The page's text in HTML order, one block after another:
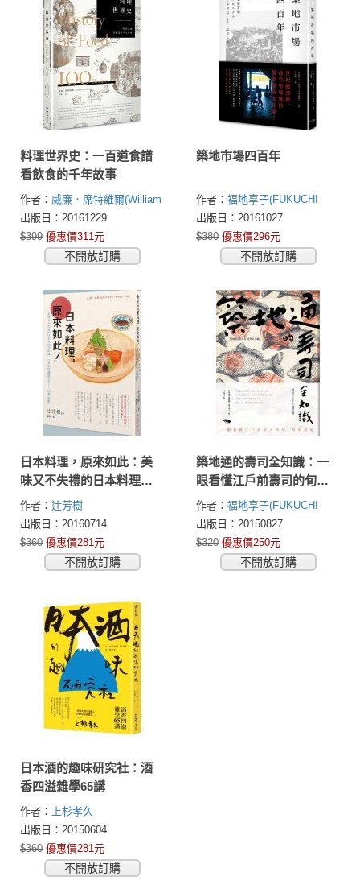
料理世界史：一百道食譜
看飲食的千年故事
作者： 威廉．席特維爾(William
Sitwell)
出版日：20161229
$399 優惠價311元
不開放訂購
築地市場四百年
作者： 福地享子(FUKUCHI
KYOKO) 築地魚市場銀鱗會
出版日：20161027
$380 優惠價296元
不開放訂購
日本料理，原來如此：美
味又不失禮的日本料理全
知識 （日本料理權威學校
─辻調 鉅獻）
作者： 辻芳樹
出版日：20160714
$360 優惠價281元
不開放訂購
築地通的壽司全知識：一
眼看懂江戶前壽司的旬、
味與產地
作者： 福地享子(FUKUCHI
KYOKO)
出版日：20150827
$320 優惠價250元
不開放訂購
日本酒的趣味研究社：酒
香四溢雜學65講
作者：
上杉孝久
出版日：20150604
$360 優惠價281元
不開放訂購